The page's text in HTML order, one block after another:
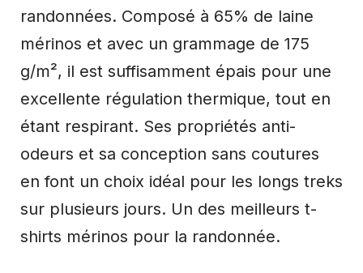
randonnées. Composé à 65% de laine
mérinos et avec un grammage de 175
g/m², il est suffisamment épais pour une
excellente régulation thermique, tout en
étant respirant. Ses propriétés anti-
odeurs et sa conception sans coutures
en font un choix idéal pour les longs treks
sur plusieurs jours. Un des meilleurs t-
shirts mérinos pour la randonnée.